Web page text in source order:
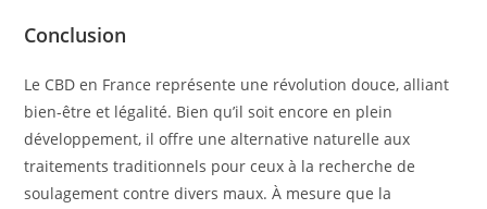
Conclusion
Le CBD en France représente une révolution douce, alliant
bien-être et légalité. Bien qu’il soit encore en plein
développement, il offre une alternative naturelle aux
traitements traditionnels pour ceux à la recherche de
soulagement contre divers maux. À mesure que la